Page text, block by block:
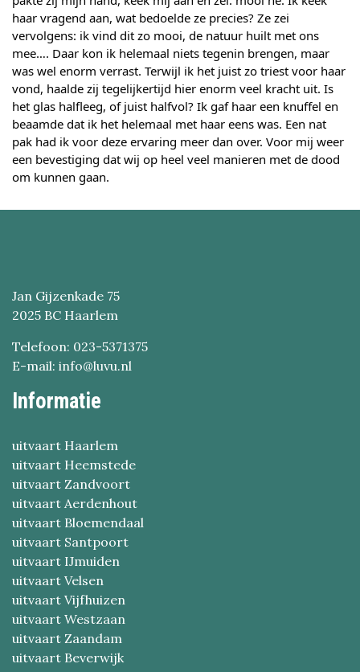
haar vragend aan, wat bedoelde ze precies? Ze zei
vervolgens: ik vind dit zo mooi, de natuur huilt met ons
mee…. Daar kon ik helemaal niets tegenin brengen, maar
was wel enorm verrast. Terwijl ik het juist zo triest voor haar
vond, haalde zij tegelijkertijd hier enorm veel kracht uit. Is
het glas halfleeg, of juist halfvol? Ik gaf haar een knuffel en
beaamde dat ik het helemaal met haar eens was. Een nat
pak had ik voor deze ervaring meer dan over. Voor mij weer
een bevestiging dat wij op heel veel manieren met de dood
om kunnen gaan.
Jan Gijzenkade 75
2025 BC Haarlem
Telefoon: 023-5371375
E-mail: info@luvu.nl
Informatie
uitvaart Haarlem
uitvaart Heemstede
uitvaart Zandvoort
uitvaart Aerdenhout
uitvaart Bloemendaal
uitvaart Santpoort
uitvaart IJmuiden
uitvaart Velsen
uitvaart Vijfhuizen
uitvaart Westzaan
uitvaart Zaandam
uitvaart Beverwijk